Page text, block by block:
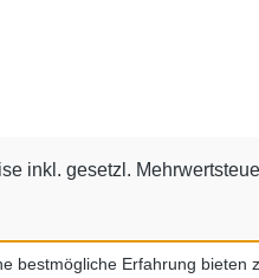
inkl. gesetzl.
bestmögliche Erfahrung bieten